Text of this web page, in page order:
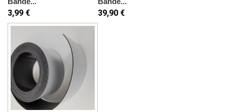
3,99 € 39,90 €